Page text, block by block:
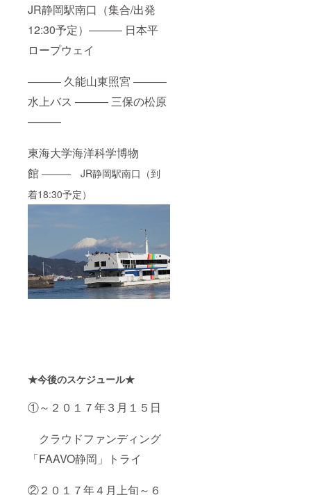
JR静岡駅南口（集合/出発
12:30予定）――― 日本平
ロープウェイ
――― 久能山東照宮 ―――
水上バス ――― 三保の松原
―――
東海大学海洋科学博物
館 ――― JR静岡駅南口（到
着18:30予定）
★今後のスケジュール★
①～２０１７年３月１５日
クラウドファンディング
「FAAVO静岡」トライ
②２０１７年４月上旬～６